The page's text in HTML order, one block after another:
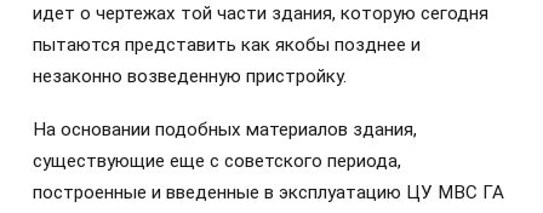
идет о чертежах той части здания, которую сегодня
пытаются представить как якобы позднее и
незаконно возведенную пристройку.
На основании подобных материалов здания,
существующие еще с советского периода,
построенные и введенные в эксплуатацию ЦУ МВС ГА